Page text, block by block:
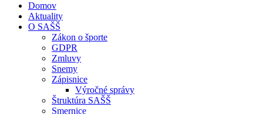
Domov
Aktuality
O SAŠŠ
Zákon o športe
GDPR
Zmluvy
Snemy
Zápisnice
Výročné správy
Štruktúra SAŠŠ
Smernice